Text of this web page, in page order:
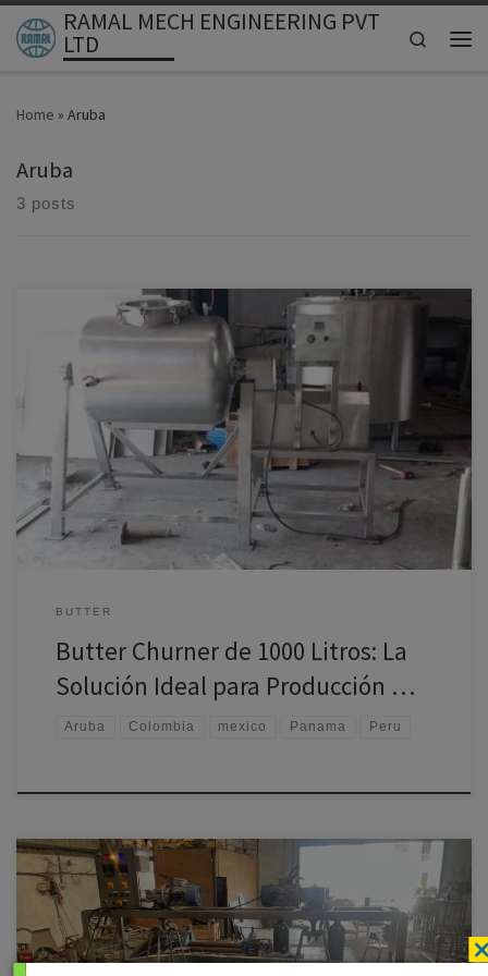
Skip to content
RAMAL MECH ENGINEERING PVT
LTD
Search
Home » Aruba
Aruba
3 posts
En la industria láctea moderna, la eficiencia, la higiene y la
confiabilidad del equipo son factores decisivos para garantizar un
producto final de alta calidad. El butter churner de 1000 litros se ha
convertido en una de las máquinas más demandadas por plantas
procesadoras de mantequilla que buscan aumentar su […]
BUTTER
Butter Churner de 1000 Litros: La
Solución Ideal para Producción …
Aruba Colombia mexico Panama Peru
Aquí tienes la traducción al español, adaptada para atraer a
fabricantes de queso en América del Sur: Fabricantes de Queso
Sudamericanos Invierten en Cubas de Queso de Ramal Mech Engg Pvt